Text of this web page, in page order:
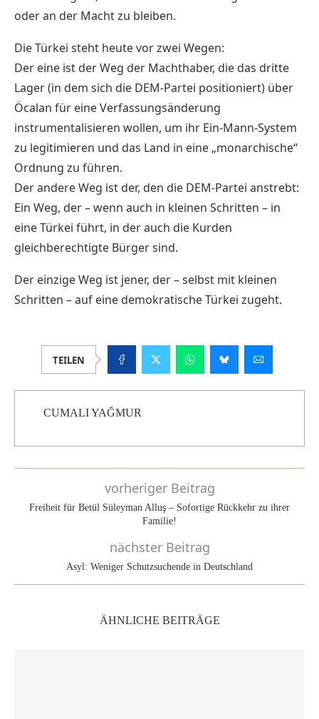
oder an der Macht zu bleiben.
Die Türkei steht heute vor zwei Wegen:
Der eine ist der Weg der Machthaber, die das dritte
Lager (in dem sich die DEM-Partei positioniert) über
Öcalan für eine Verfassungsänderung
instrumentalisieren wollen, um ihr Ein-Mann-System
zu legitimieren und das Land in eine „monarchische“
Ordnung zu führen.
Der andere Weg ist der, den die DEM-Partei anstrebt:
Ein Weg, der – wenn auch in kleinen Schritten – in
eine Türkei führt, in der auch die Kurden
gleichberechtigte Bürger sind.
Der einzige Weg ist jener, der – selbst mit kleinen
Schritten – auf eine demokratische Türkei zugeht.
TEILEN
CUMALI YAĞMUR
vorheriger Beitrag
Freiheit für Betül Süleyman Alluş – Sofortige Rückkehr zu ihrer
Familie!
nächster Beitrag
Asyl: Weniger Schutzsuchende in Deutschland
ÄHNLICHE BEITRÄGE